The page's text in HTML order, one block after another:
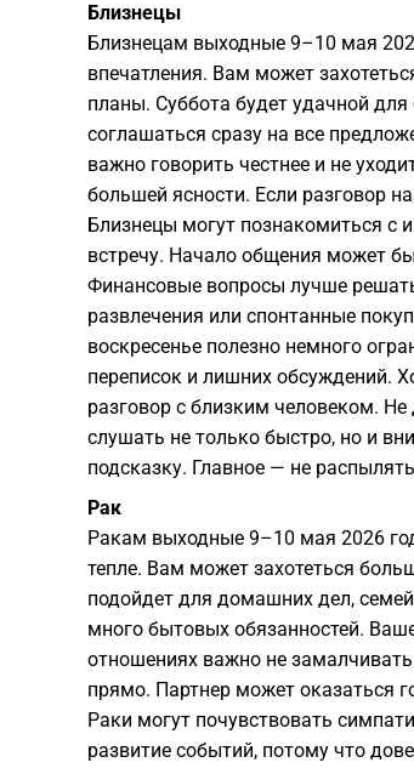
Близнецы
Близнецам выходные 9–10 мая
впечатления. Вам может
планы. Суббота будет удачной для
соглашаться сразу на все
важно говорить честнее и не
большей ясности. Если разговор
Близнецы могут познакомиться с
встречу. Начало общения может
Финансовые вопросы лучше
развлечения или спонтанные
воскресенье полезно немного
переписок и лишних обсуждений.
разговор с близким человеком.
слушать не только быстро, но и
подсказку. Главное — не
Рак
Ракам выходные 9–10 мая 2026
тепле. Вам может захотеться
подойдет для домашних дел,
много бытовых обязанностей.
отношениях важно не замалчивать
прямо. Партнер может оказаться
Раки могут почувствовать
развитие событий, потому что